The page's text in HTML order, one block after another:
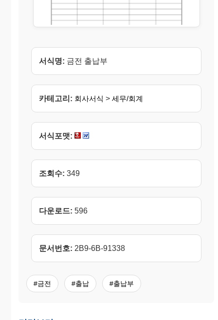
서식명: 금전 출납부
카테고리: 회사서식 > 세무/회계
서식포맷:
조회수: 349
다운로드: 596
문서번호: 2B9-6B-91338
#금전 #출납 #출납부